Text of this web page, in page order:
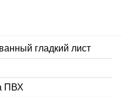
гладкий лист
ПВХ